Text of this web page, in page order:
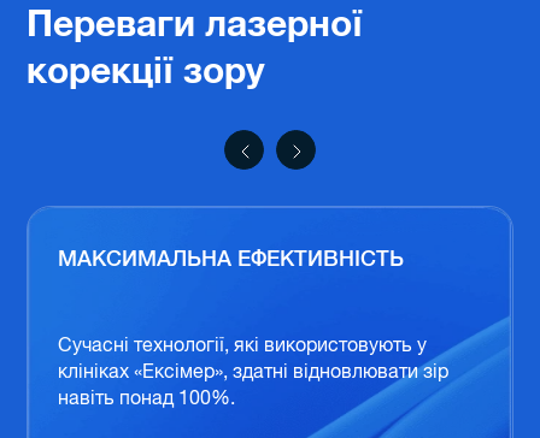
Лазерна
Переваги лазерної
корекції зору
МАКСИМАЛЬНА ЕФЕКТИВНІСТЬ
Сучасні технології, які використовують у
клініках «Ексімер», здатні відновлювати зір
навіть понад 100%.